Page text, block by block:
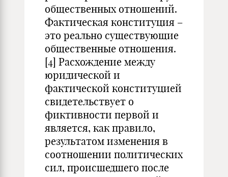
общественных отношений.
Фактическая конституция –
это реально существующие
общественные отношения.
[4] Расхождение между
юридической и
фактической конституцией
свидетельствует о
фиктивности первой и
является, как правило,
результатом изменения в
соотношении политических
сил, происшедшего после